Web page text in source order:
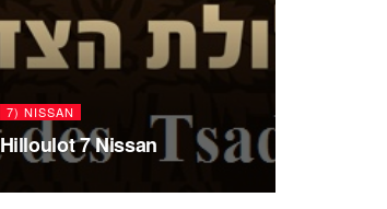
7) NISSAN
Hilloulot 7 Nissan